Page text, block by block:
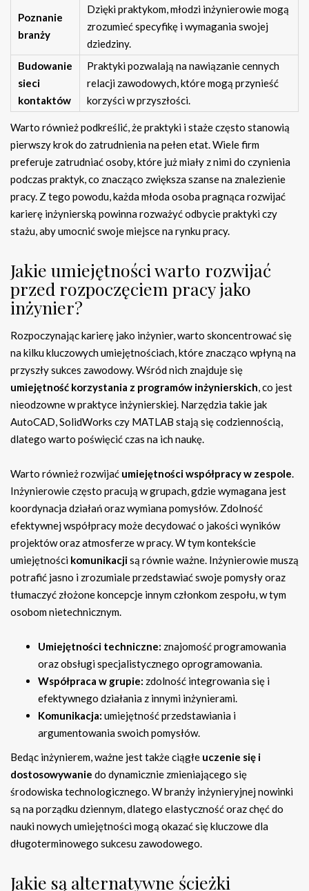
Poznanie
branży
Dzięki praktykom, młodzi inżynierowie mogą
zrozumieć specyfikę i wymagania swojej
dziedziny.
Budowanie
sieci
kontaktów
Praktyki pozwalają na nawiązanie cennych
relacji zawodowych, które mogą przynieść
korzyści w przyszłości.
Warto również podkreślić, że praktyki i staże często stanowią
pierwszy krok do zatrudnienia na pełen etat. Wiele firm
preferuje zatrudniać osoby, które już miały z nimi do czynienia
podczas praktyk, co znacząco zwiększa szanse na znalezienie
pracy. Z tego powodu, każda młoda osoba pragnąca rozwijać
karierę inżynierską powinna rozważyć odbycie praktyki czy
stażu, aby umocnić swoje miejsce na rynku pracy.
Jakie umiejętności warto rozwijać
przed rozpoczęciem pracy jako
inżynier?
Rozpoczynając karierę jako inżynier, warto skoncentrować się
na kilku kluczowych umiejętnościach, które znacząco wpłyną na
przyszły sukces zawodowy. Wśród nich znajduje się
umiejętność korzystania z programów inżynierskich, co jest
nieodzowne w praktyce inżynierskiej. Narzędzia takie jak
AutoCAD, SolidWorks czy MATLAB stają się codziennością,
dlatego warto poświęcić czas na ich naukę.
Warto również rozwijać umiejętności współpracy w zespole.
Inżynierowie często pracują w grupach, gdzie wymagana jest
koordynacja działań oraz wymiana pomysłów. Zdolność
efektywnej współpracy może decydować o jakości wyników
projektów oraz atmosferze w pracy. W tym kontekście
umiejętności komunikacjisą równie ważne. Inżynierowie muszą
potrafić jasno i zrozumiale przedstawiać swoje pomysły oraz
tłumaczyć złożone koncepcje innym członkom zespołu, w tym
osobom nietechnicznym.
Umiejętności techniczne: znajomość programowania
oraz obsługi specjalistycznego oprogramowania.
Współpraca w grupie: zdolność integrowania się i
efektywnego działania z innymi inżynierami.
Komunikacja: umiejętność przedstawiania i
argumentowania swoich pomysłów.
Bedąc inżynierem, ważne jest także ciągłe uczenie się i
dostosowywanie do dynamicznie zmieniającego się
środowiska technologicznego. W branży inżynieryjnej nowinki
są na porządku dziennym, dlatego elastyczność oraz chęć do
nauki nowych umiejętności mogą okazać się kluczowe dla
długoterminowego sukcesu zawodowego.
Jakie są alternatywne ścieżki